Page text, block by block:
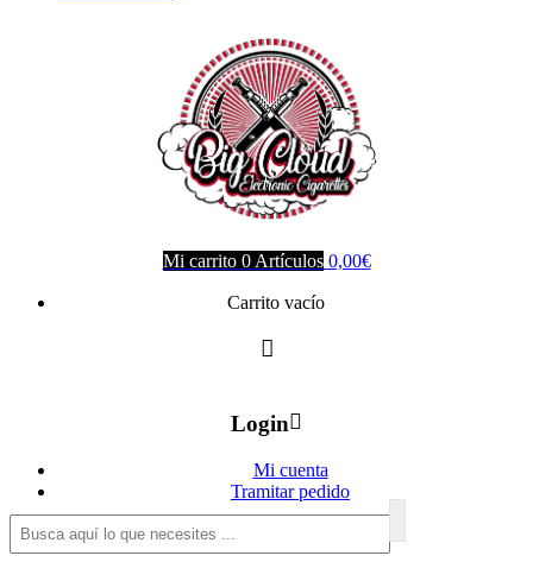
Mi carrito 0 Artículos 0,00€
Carrito vacío
Login
Mi cuenta
Tramitar pedido